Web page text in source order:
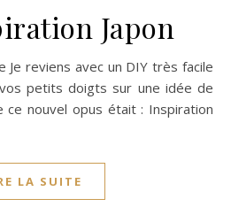
Japon
petits doigts sur une idée de
nouvel opus était : Inspiration
LA SUITE